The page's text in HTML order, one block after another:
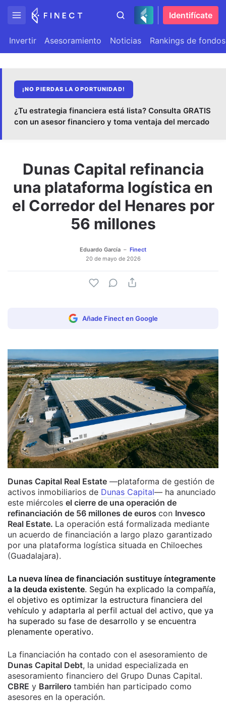
Identifícate
Invertir Asesoramiento Noticias Rankings de fondos
¡NO PIERDAS LA OPORTUNIDAD!
¿Tu estrategia financiera está lista? Consulta GRATIS
con un asesor financiero y toma ventaja del mercado
Dunas Capital refinancia
una plataforma logística en
el Corredor del Henares por
56 millones
Eduardo García
Finect
20 de mayo de 2026
Añade Finect en Google
Dunas Capital Real Estate —plataforma de gestión de
activos inmobiliarios de Dunas Capital— ha anunciado
este miércoles el cierre de una operación de
refinanciación de 56 millones de euros con Invesco
Real Estate. La operación está formalizada mediante
un acuerdo de financiación a largo plazo garantizado
por una plataforma logística situada en Chiloeches
(Guadalajara).
La nueva línea de financiación sustituye íntegramente
a la deuda existente. Según ha explicado la compañía,
el objetivo es optimizar la estructura financiera del
vehículo y adaptarla al perfil actual del activo, que ya
ha superado su fase de desarrollo y se encuentra
plenamente operativo.
La financiación ha contado con el asesoramiento de
Dunas Capital Debt, la unidad especializada en
asesoramiento financiero del Grupo Dunas Capital.
CBRE y Barrilero también han participado como
asesores en la operación.